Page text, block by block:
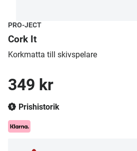
PRO-JECT
Cork It
Korkmatta till skivspelare
349 kr
Prishistorik